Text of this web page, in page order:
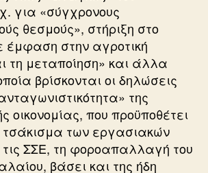
για «σύγχρονους
θεσμούς», στήριξη στο
έμφαση στην αγροτική
τη μεταποίηση» και άλλα
βρίσκονται οι δηλώσεις
της
οικονομίας, που προϋποθέτει
τσάκισμα των εργασιακών
ΣΣΕ, τη φοροαπαλλαγή του
βάσει και της ήδη